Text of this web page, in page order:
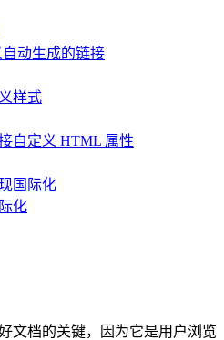
自动生成的链接
样式
自定义 HTML 属性
国际化
化
文档的关键，因为它是用户浏览